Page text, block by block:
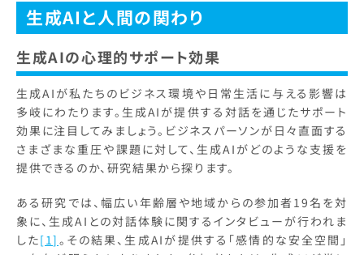
生成AIと人間の関わり
生成AIの心理的サポート効果
生成AIが私たちのビジネス環境や日常生活に与える影響は
多岐にわたります。生成AIが提供する対話を通じたサポート
効果に注目してみましょう。ビジネスパーソンが日々直面する
さまざまな重圧や課題に対して、生成AIがどのような支援を
提供できるのか、研究結果から探ります。
ある研究では、幅広い年齢層や地域からの参加者19名を対
象に、生成AIとの対話体験に関するインタビューが行われま
した[1] 。その結果、生成AIが提供する「感情的な安全空間」